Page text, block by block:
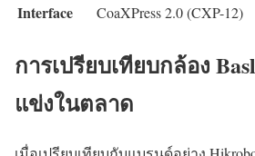
Interface CoaXPress 2.0 (CXP-12)
การเปรียบเทียบกล้อง
แข่งในตลาด